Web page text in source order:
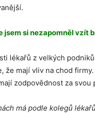
jsem si nezapomněl vzít
lékařů z velkých
že mají vliv na chod
zodpovědnost za
má podle kolegů